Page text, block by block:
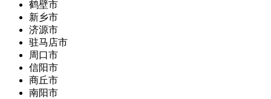
鹤壁市
新乡市
济源市
驻马店市
周口市
信阳市
商丘市
南阳市